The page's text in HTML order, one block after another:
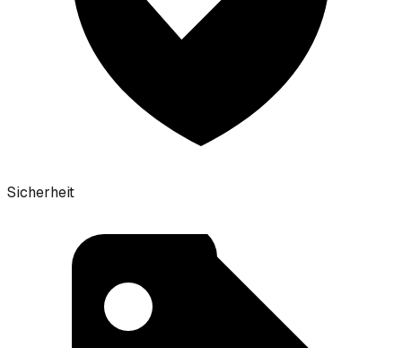
Sicherheit